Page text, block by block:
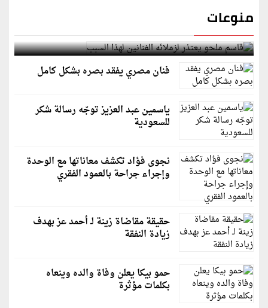
منوعات
قاسم ملحو يعتذر لزملائه الفنانين لهذا السبب
فنان مصري يفقد بصره بشكل كامل
ياسمين عبد العزيز توجّه رسالة شكر
للسعودية
نجوى فؤاد تكشف معاناتها مع الوحدة
وإجراء جراحة بالعمود الفقري
حقيقة مقاضاة زينة لـ أحمد عز بهدف
زيادة النفقة
حمو بيكا يعلن وفاة والده وينعاه
بكلمات مؤثرة